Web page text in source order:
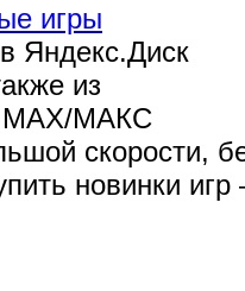
игры
Яндекс.Диск
из
МАКС
скорости,
новинки